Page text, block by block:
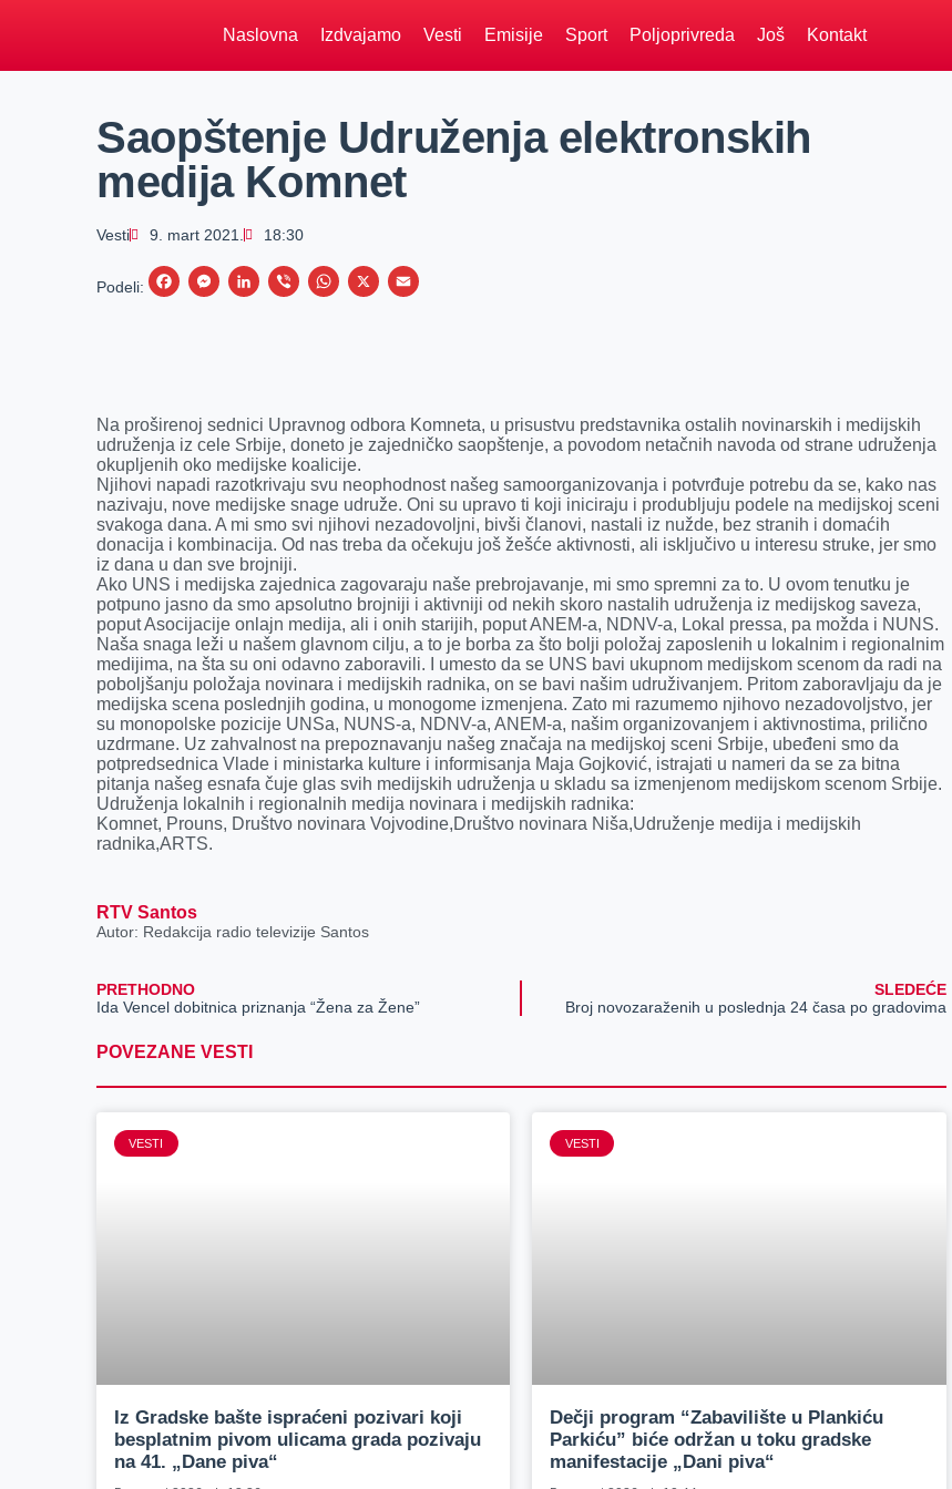
Naslovna Izdvajamo Vesti Emisije Sport Poljoprivreda Još Kontakt
Saopštenje Udruženja elektronskih
medija Komnet
Vesti 9. mart 2021. 18:30
Podeli:
F
o
o
k
M
n
g
e
r
L
d
I
n
V
W
A
p
p
X
Na proširenoj sednici Upravnog odbora Komneta, u prisustvu predstavnika ostalih novinarskih i medijskih
udruženja iz cele Srbije, doneto je zajedničko saopštenje, a povodom netačnih navoda od strane udruženja
okupljenih oko medijske koalicije.
Njihovi napadi razotkrivaju svu neophodnost našeg samoorganizovanja i potvrđuje potrebu da se, kako nas
nazivaju, nove medijske snage udruže. Oni su upravo ti koji iniciraju i produbljuju podele na medijskoj sceni
svakoga dana. A mi smo svi njihovi nezadovoljni, bivši članovi, nastali iz nužde, bez stranih i domaćih
donacija i kombinacija. Od nas treba da očekuju još žešće aktivnosti, ali isključivo u interesu struke, jer smo
iz dana u dan sve brojniji.
Ako UNS i medijska zajednica zagovaraju naše prebrojavanje, mi smo spremni za to. U ovom tenutku je
potpuno jasno da smo apsolutno brojniji i aktivniji od nekih skoro nastalih udruženja iz medijskog saveza,
poput Asocijacije onlajn medija, ali i onih starijih, poput ANEM-a, NDNV-a, Lokal pressa, pa možda i NUNS.
Naša snaga leži u našem glavnom cilju, a to je borba za što bolji položaj zaposlenih u lokalnim i regionalnim
medijima, na šta su oni odavno zaboravili. I umesto da se UNS bavi ukupnom medijskom scenom da radi na
poboljšanju položaja novinara i medijskih radnika, on se bavi našim udruživanjem. Pritom zaboravljaju da je
medijska scena poslednjih godina, u monogome izmenjena. Zato mi razumemo njihovo nezadovoljstvo, jer
su monopolske pozicije UNSa, NUNS-a, NDNV-a, ANEM-a, našim organizovanjem i aktivnostima, prilično
uzdrmane. Uz zahvalnost na prepoznavanju našeg značaja na medijskoj sceni Srbije, ubeđeni smo da
potpredsednica Vlade i ministarka kulture i informisanja Maja Gojković, istrajati u nameri da se za bitna
pitanja našeg esnafa čuje glas svih medijskih udruženja u skladu sa izmenjenom medijskom scenom Srbije.
Udruženja lokalnih i regionalnih medija novinara i medijskih radnika:
Komnet, Prouns, Društvo novinara Vojvodine,Društvo novinara Niša,Udruženje medija i medijskih
radnika,ARTS.
RTV Santos
Autor: Redakcija radio televizije Santos
PRETHODNO
Ida Vencel dobitnica priznanja “Žena za Žene”
SLEDEĆE
Broj novozaraženih u poslednja 24 časa po gradovima
POVEZANE VESTI
VESTI
Iz Gradske bašte ispraćeni pozivari koji
besplatnim pivom ulicama grada pozivaju
na 41. „Dane piva“
VESTI
Dečji program “Zabavilište u Plankiću
Parkiću” biće održan u toku gradske
manifestacije „Dani piva“